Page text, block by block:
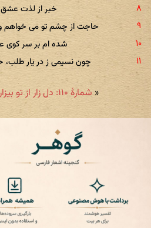
خبر از لذت عشق
حاجت از چشم تو می خواهم
شده ام بر سر کوی
چون نسیمی ز در یار
« شمارهٔ ۱۱۰: دل زار از تو بیزاری تواند کرد، نتواند